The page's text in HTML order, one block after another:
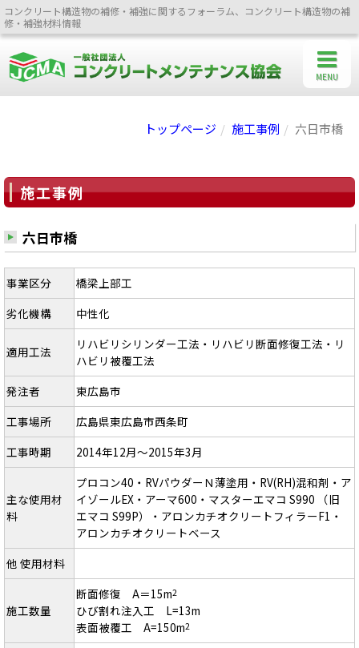
コンクリート構造物の補修・補強に関するフォーラム、コンクリート構造物の補
修・補強材料情報
トップページ 施工事例 六日市橋
施工事例
六日市橋
事業区分
橋梁上部工
劣化機構
中性化
適用工法
リハビリシリンダー工法・リハビリ断面修復工法・リ
ハビリ被覆工法
発注者
東広島市
工事場所
広島県東広島市西条町
工事時期
2014年12月～2015年3月
主な使用材
料
プロコン40・RVパウダーＮ薄塗用・RV(RH)混和剤・ア
イゾールEX・アーマ600・マスターエマコ S990 （旧
エマコ S99P）・アロンカチオクリートフィラーF1・
アロンカチオクリートベース
他 使用材料
施工数量
断面修復 A＝15m2
ひび割れ注入工 L=13m
表面被覆工 A=150m2
MENU